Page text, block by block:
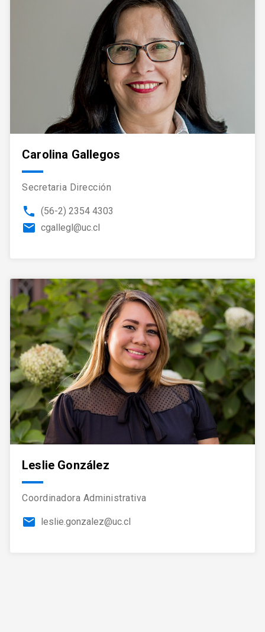
Carolina Gallegos
Secretaria Dirección
phone (56-2) 2354 4303
email cgallegl@uc.cl
Leslie González
Coordinadora Administrativa
email leslie.gonzalez@uc.cl